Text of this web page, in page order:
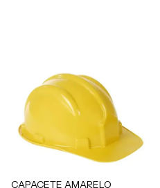
CAPACETE AMARELO